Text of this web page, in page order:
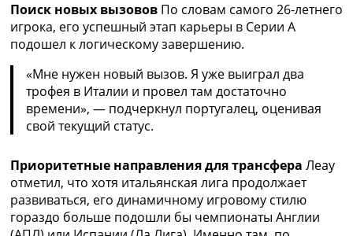
Чемпионат Мира
Украина. Премьер-Лига
Украина. Первая Лига
Лига Чемпионов
Англия. Премьер Лига
Испания. Ла Лига
Другие Турниры >>>
Таблицы
Таблицы групп Чемпионата Мира
Украина. Премьер-Лига
Украина. Первая Лига
Лига Чемпионов. Таблицы групп
Англия. Премьер-Лига
Поиск новых вызовов По словам самого 26-летнего
игрока, его успешный этап карьеры в Серии А
подошел к логическому завершению.
«Мне нужен новый вызов. Я уже выиграл два
трофея в Италии и провел там достаточно
времени», — подчеркнул португалец, оценивая
свой текущий статус.
Приоритетные направления для трансфера Леау
отметил, что хотя итальянская лига продолжает
развиваться, его динамичному игровому стилю
гораздо больше подошли бы чемпионаты Англии